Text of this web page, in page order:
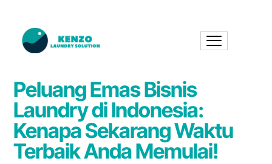
Peluang Emas Bisnis
Laundry di Indonesia:
Kenapa Sekarang Waktu
Terbaik Anda Memulai!